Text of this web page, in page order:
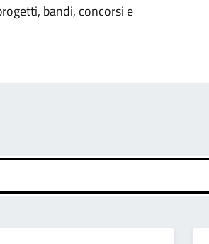
bandi, concorsi e